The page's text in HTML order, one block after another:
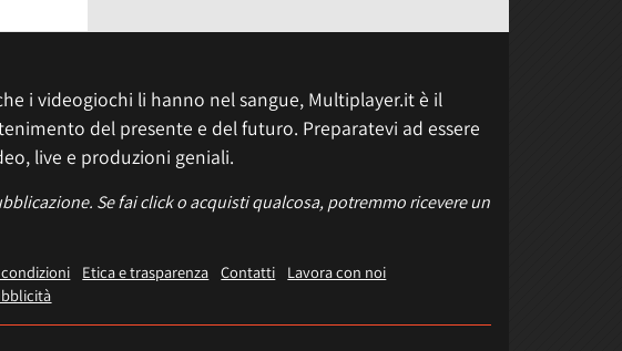
i videogiochi li hanno nel sangue, Multiplayer.it è il
del presente e del futuro. Preparatevi ad essere
live e produzioni geniali.
Se fai click o acquisti qualcosa, potremmo ricevere un
Etica e trasparenza Contatti
Lavora con noi